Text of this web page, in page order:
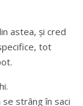
astea, și cred
tot
se strâng în saci